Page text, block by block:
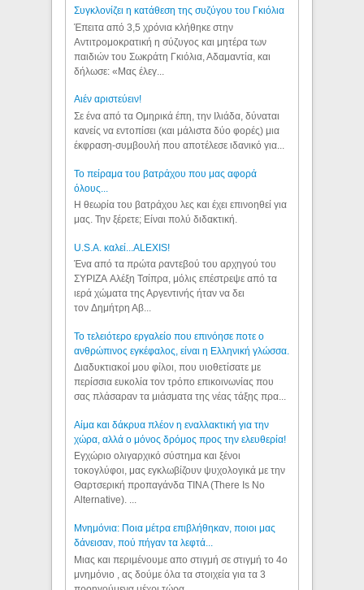
Συγκλονίζει η κατάθεση της συζύγου του Γκιόλια
Έπειτα από 3,5 χρόνια κλήθηκε στην
Αντιτρομοκρατική η σύζυγος και μητέρα των
παιδιών του Σωκράτη Γκιόλια, Αδαμαντία, και
δήλωσε: «Μας έλεγ...
Aιέν αριστεύειν!
Σε ένα από τα Ομηρικά έπη, την Ιλιάδα, δύναται
κανείς να εντοπίσει (και μάλιστα δύο φορές) μια
έκφραση-συμβουλή που αποτέλεσε ιδανικό για...
Το πείραμα του βατράχου που μας αφορά
όλους...
Η θεωρία του βατράχου λες και έχει επινοηθεί για
μας. Την ξέρετε; Είναι πολύ διδακτική.
U.S.A. καλεί...ALEXIS!
Ένα από τα πρώτα ραντεβού του αρχηγού του
ΣΥΡΙΖΑ Αλέξη Τσίπρα, μόλις επέστρεψε από τα
ιερά χώματα της Αργεντινής ήταν να δει
τον Δημήτρη Αβ...
Το τελειότερο εργαλείο που επινόησε ποτε ο
ανθρώπινος εγκέφαλος, είναι η Ελληνική γλώσσα.
Διαδυκτιακοί μου φίλοι, που υιοθετίσατε με
περίσσια ευκολία τον τρόπο επικοινωνίας που
σας πλάσαραν τα μιάσματα της νέας τάξης πρα...
Αίμα και δάκρυα πλέον η εναλλακτική για την
χώρα, αλλά ο μόνος δρόμος προς την ελευθερία!
Εγχώριο ολιγαρχικό σύστημα και ξένοι
τοκογλύφοι, μας εγκλωβίζουν ψυχολογικά με την
Θαρτσερική προπαγάνδα TINA (There Is No
Alternative). ...
Μνημόνια: Ποια μέτρα επιβλήθηκαν, ποιοι μας
δάνεισαν, πού πήγαν τα λεφτά...
Μιας και περιμένουμε απο στιγμή σε στιγμή το 4ο
μνημόνιο , ας δούμε όλα τα στοιχεία για τα 3